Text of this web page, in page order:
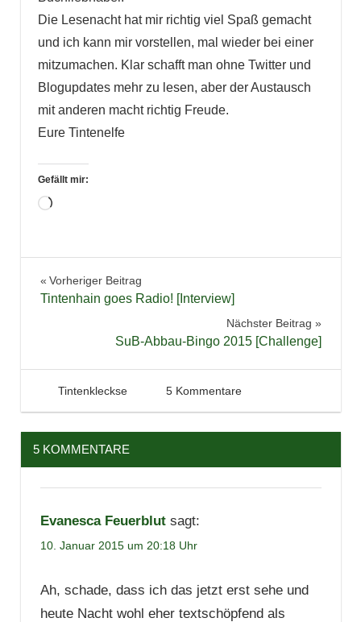
Die Lesenacht hat mir richtig viel Spaß gemacht
und ich kann mir vorstellen, mal wieder bei einer
mitzumachen. Klar schafft man ohne Twitter und
Blogupdates mehr zu lesen, aber der Austausch
mit anderen macht richtig Freude.
Eure Tintenelfe
Gefällt mir:
Wird
Beitragsnavigation
Vorheriger Beitrag
Tintenhain goes Radio! [Interview]
Nächster Beitrag
SuB-Abbau-Bingo 2015 [Challenge]
10. Januar 2015
Tintenhain
Tintenkleckse 5 Kommentare
5 KOMMENTARE
Evanesca Feuerblut sagt:
10. Januar 2015 um 20:18 Uhr
Ah, schade, dass ich das jetzt erst sehe und
heute Nacht wohl eher textschöpfend als